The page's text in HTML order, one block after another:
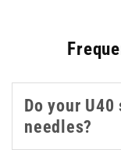
administering
Designed for
standards and
environments.
Do your
needles?